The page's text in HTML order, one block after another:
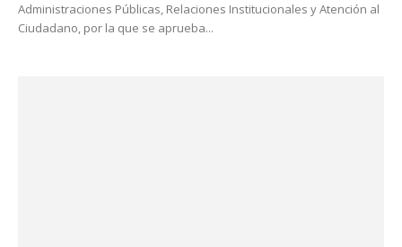
Administraciones Públicas, Relaciones Institucionales y Atención al
Ciudadano, por la que se aprueba...